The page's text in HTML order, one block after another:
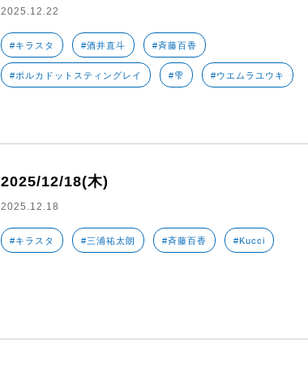
2025.12.22
#キラスタ #酒井直斗 #斉藤百香
#ポルカドットスティングレイ #雫 #ウエムラユウキ
2025/12/18(木)
2025.12.18
#キラスタ #三浦祐太朗 #斉藤百香 #Kucci